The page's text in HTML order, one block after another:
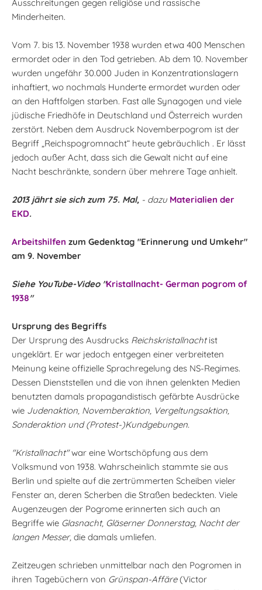
Ausschreitungen gegen religiöse und rassische
Minderheiten.
Vom 7. bis 13. November 1938 wurden etwa 400 Menschen
ermordet oder in den Tod getrieben. Ab dem 10. November
wurden ungefähr 30.000 Juden in Konzentrationslagern
inhaftiert, wo nochmals Hunderte ermordet wurden oder
an den Haftfolgen starben. Fast alle Synagogen und viele
jüdische Friedhöfe in Deutschland und Österreich wurden
zerstört. Neben dem Ausdruck Novemberpogrom ist der
Begriff „Reichspogromnacht“ heute gebräuchlich . Er lässt
jedoch außer Acht, dass sich die Gewalt nicht auf eine
Nacht beschränkte, sondern über mehrere Tage anhielt.
2013 jährt sie sich zum 75. Mal, - dazu Materialien der
EKD.
Arbeitshilfen zum Gedenktag "Erinnerung und Umkehr"
am 9. November
Siehe YouTube-Video "Kristallnacht- German pogrom of
1938"
Ursprung des Begriffs
Der Ursprung des Ausdrucks Reichskristallnachtist
ungeklärt. Er war jedoch entgegen einer verbreiteten
Meinung keine offizielle Sprachregelung des NS-Regimes.
Dessen Dienststellen und die von ihnen gelenkten Medien
benutzten damals propagandistisch gefärbte Ausdrücke
wie Judenaktion, Novemberaktion, Vergeltungsaktion,
Sonderaktion und (Protest-)Kundgebungen.
"Kristallnacht"war eine Wortschöpfung aus dem
Volksmund von 1938. Wahrscheinlich stammte sie aus
Berlin und spielte auf die zertrümmerten Scheiben vieler
Fenster an, deren Scherben die Straßen bedeckten. Viele
Augenzeugen der Pogrome erinnerten sich auch an
Begriffe wie Glasnacht, Gläserner Donnerstag, Nacht der
langen Messer, die damals umliefen.
Zeitzeugen schrieben unmittelbar nach den Pogromen in
ihren Tagebüchern von Grünspan-Affäre(Victor